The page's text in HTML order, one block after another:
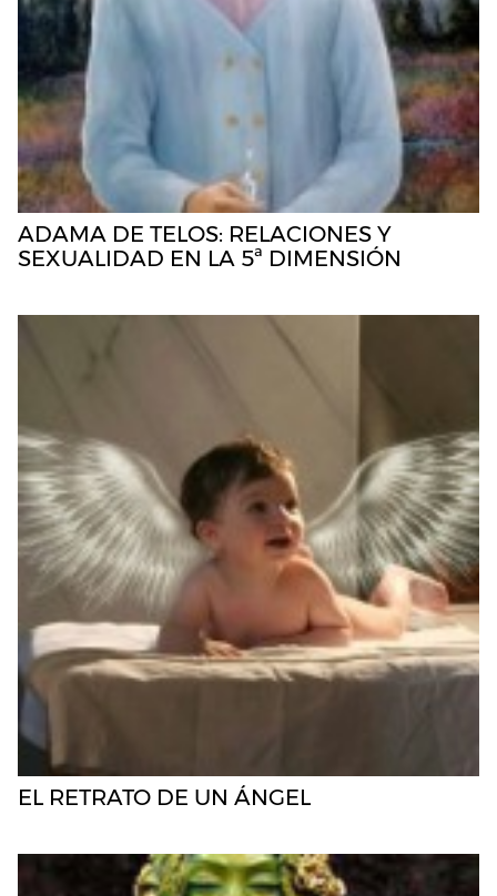
ADAMA DE TELOS: RELACIONES Y
SEXUALIDAD EN LA 5ª DIMENSIÓN
EL RETRATO DE UN ÁNGEL